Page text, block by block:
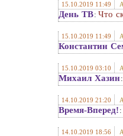
15.10.2019 11:49
День ТВ: Что
15.10.2019 11:49
Константин
15.10.2019 03:10
Михаил Хазин:
14.10.2019 21:20
Время-Вперед! :
14.10.2019 18:56